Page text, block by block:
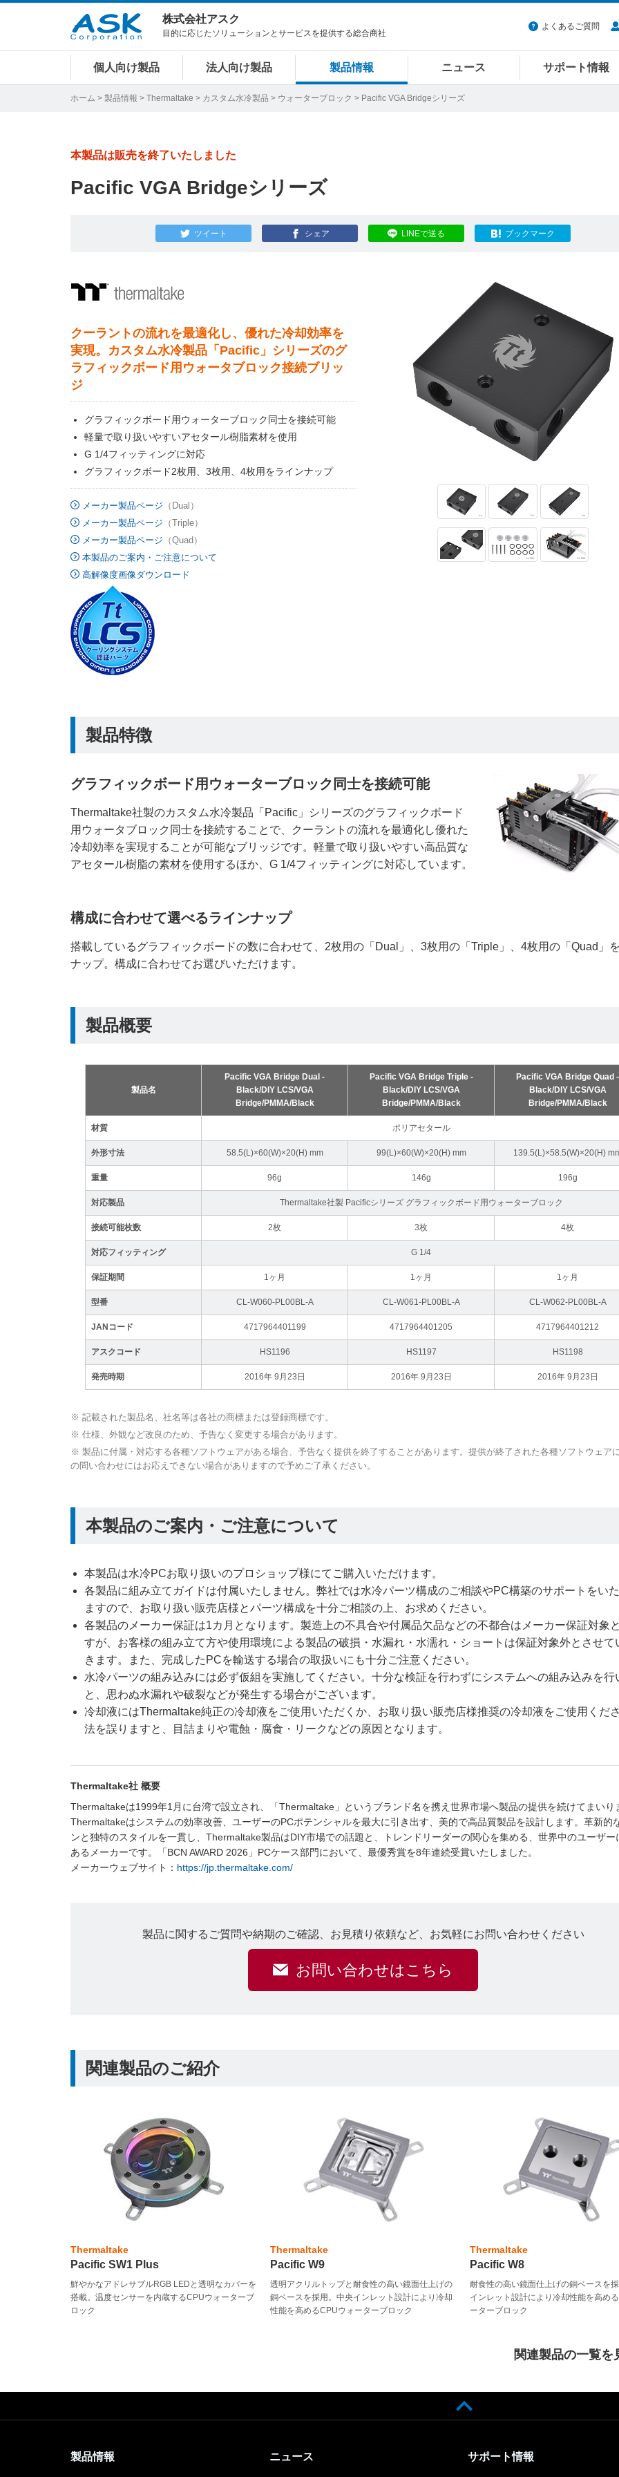
株式会社アスク
目的に応じたソリューションとサービスを提供する総合商社
よくあるご質問
個人向け製品 法人向け製品 製品情報 ニュース サポート情報
ホーム > 製品情報 > Thermaltake > カスタム水冷製品 > ウォーターブロック > Pacific VGA Bridgeシリーズ
本製品は販売を終了いたしました
Pacific VGA Bridgeシリーズ
ツイート シェア LINEで送る ブックマーク
クーラントの流れを最適化し、優れた冷却効率を
実現。カスタム水冷製品「Pacific」シリーズのグ
ラフィックボード用ウォータブロック接続ブリッ
ジ
グラフィックボード用ウォーターブロック同士を接続可能
軽量で取り扱いやすいアセタール樹脂素材を使用
G 1/4フィッティングに対応
グラフィックボード2枚用、3枚用、4枚用をラインナップ
メーカー製品ページ （Dual）
メーカー製品ページ （Triple）
メーカー製品ページ （Quad）
本製品のご案内・ご注意について
高解像度画像ダウンロード
製品特徴
グラフィックボード用ウォーターブロック同士を接続可能
Thermaltake社製のカスタム水冷製品「Pacific」シリーズのグラフィックボード
用ウォータブロック同士を接続することで、クーラントの流れを最適化し優れた
冷却効率を実現することが可能なブリッジです。軽量で取り扱いやすい高品質な
アセタール樹脂の素材を使用するほか、G 1/4フィッティングに対応しています。
構成に合わせて選べるラインナップ
搭載しているグラフィックボードの数に合わせて、2枚用の「Dual」、3枚用の「Triple」、4枚用の「Quad」
ナップ。構成に合わせてお選びいただけます。
製品概要
製品名
Pacific VGA Bridge Dual -
Black/DIY LCS/VGA
Bridge/PMMA/Black
Pacific VGA Bridge Triple -
Black/DIY LCS/VGA
Bridge/PMMA/Black
Pacific VGA Bridge Quad -
Black/DIY LCS/VGA
Bridge/PMMA/Black
材質 ポリアセタール
外形寸法 58.5(L)×60(W)×20(H) mm 99(L)×60(W)×20(H) mm 139.5(L)×58.5(W)×20(H)
重量 96g 146g 196g
対応製品 Thermaltake社製 Pacificシリーズ グラフィックボード用ウォーターブロック
接続可能枚数 2枚 3枚 4枚
対応フィッティング G 1/4
保証期間 1ヶ月 1ヶ月 1ヶ月
型番 CL-W060-PL00BL-A CL-W061-PL00BL-A CL-W062-PL00BL-A
JANコード 4717964401199 4717964401205 4717964401212
アスクコード HS1196 HS1197 HS1198
発売時期 2016年 9月23日 2016年 9月23日 2016年 9月23日
※ 記載された製品名、社名等は各社の商標または登録商標です。
※ 仕様、外観など改良のため、予告なく変更する場合があります。
※ 製品に付属・対応する各種ソフトウェアがある場合、予告なく提供を終了することがあります。提供が終了された各種ソフトウェア
の問い合わせにはお応えできない場合がありますので予めご了承ください。
本製品のご案内・ご注意について
本製品は水冷PCお取り扱いのプロショップ様にてご購入いただけます。
各製品に組み立てガイドは付属いたしません。弊社では水冷パーツ構成のご相談やPC構築のサポートをい
ますので、お取り扱い販売店様とパーツ構成を十分ご相談の上、お求めください。
各製品のメーカー保証は1カ月となります。製造上の不具合や付属品欠品などの不都合はメーカー保証対象
すが、お客様の組み立て方や使用環境による製品の破損・水漏れ・水濡れ・ショートは保証対象外とさせて
きます。また、完成したPCを輸送する場合の取扱いにも十分ご注意ください。
水冷パーツの組み込みには必ず仮組を実施してください。十分な検証を行わずにシステムへの組み込みを行
と、思わぬ水漏れや破裂などが発生する場合がございます。
冷却液にはThermaltake純正の冷却液をご使用いただくか、お取り扱い販売店様推奨の冷却液をご使用くだ
法を誤りますと、目詰まりや電蝕・腐食・リークなどの原因となります。
Thermaltake社 概要
Thermaltakeは1999年1月に台湾で設立され、「Thermaltake」というブランド名を携え世界市場へ製品の提供を続けてまいり
Thermaltakeはシステムの効率改善、ユーザーのPCポテンシャルを最大に引き出す、美的で高品質製品を設計します。革新的
ンと独特のスタイルを一貫し、Thermaltake製品はDIY市場での話題と、トレンドリーダーの関心を集める、世界中のユーザー
あるメーカーです。「BCN AWARD 2026」PCケース部門において、最優秀賞を8年連続受賞いたしました。
メーカーウェブサイト： https://jp.thermaltake.com/
製品に関するご質問や納期のご確認、お見積り依頼など、お気軽にお問い合わせください
お問い合わせはこちら
関連製品のご紹介
Thermaltake
Pacific SW1 Plus
鮮やかなアドレサブルRGB LEDと透明なカバーを
搭載。温度センサーを内蔵するCPUウォーターブ
ロック
Thermaltake
Pacific W9
透明アクリルトップと耐食性の高い鏡面仕上げの
銅ベースを採用。中央インレット設計により冷却
性能を高めるCPUウォーターブロック
Thermaltake
Pacific W8
耐食性の高い鏡面仕上げの銅ベースを
インレット設計により冷却性能を高め
ーターブロック
関連製品の一覧を
製品情報 ニュース サポート情報